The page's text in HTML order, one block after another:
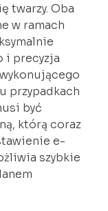
twarzy. Oba
w ramach
i precyzja
przypadkach
być
którą coraz
e-
szybkie